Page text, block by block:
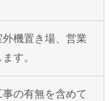
機置き場、営業
す。
の有無を含めて